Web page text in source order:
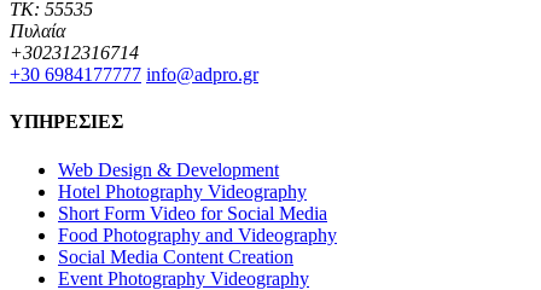
TK: 55535
Πυλαία
+302312316714
+30 6984177777‬ info@adpro.gr
ΥΠΗΡΕΣΙΕΣ
Web Design & Development
Hotel Photography Videography
Short Form Video for Social Media
Food Photography and Videography
Social Media Content Creation
Event Photography Videography